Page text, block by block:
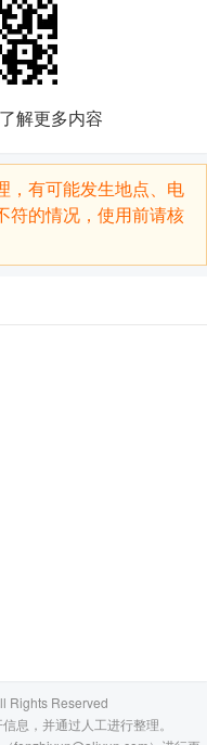
解更多内容
，有可能发生地点、电
符的情况，使用前请核
Rights Reserved
息，并通过人工进行整理。